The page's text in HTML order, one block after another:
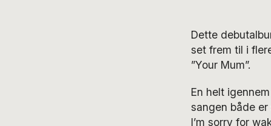
Dette
set frem til i
”Your Mum”.
En helt
sangen både
I’m sorry for